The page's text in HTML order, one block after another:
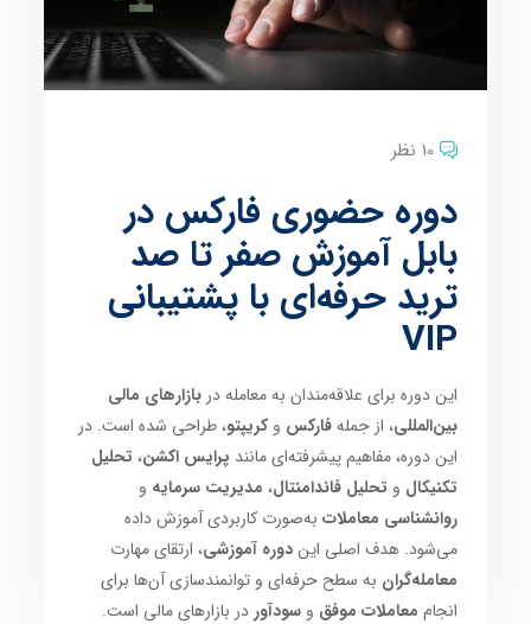
10 نظر
دوره حضوری فارکس در
بابل آموزش صفر تا صد
ترید حرفه‌ای با پشتیبانی
VIP
این دوره برای علاقه‌مندان به معامله دربازارهای مالی
بین‌المللی، از جملهفارکس وکریپتو، طراحی شده است. در
این دوره، مفاهیم پیشرفته‌ای مانند پرایس اکشن، تحلیل
تکنیکال و تحلیل فاندامنتال، مدیریت سرمایه و
روانشناسی معاملات به‌صورت کاربردی آموزش داده
می‌شود. هدف اصلی ایندوره آموزشی، ارتقای مهارت
معامله‌گران به سطح حرفه‌ای و توانمندسازی آن‌ها برای
انجام معاملات موفق وسودآور در بازارهای مالی است.